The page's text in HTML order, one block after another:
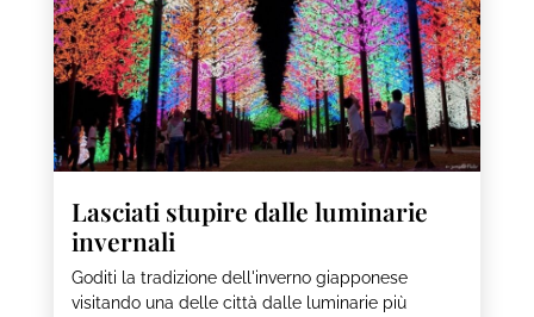
Lasciati stupire dalle luminarie
invernali
Goditi la tradizione dell'inverno giapponese
visitando una delle città dalle luminarie più